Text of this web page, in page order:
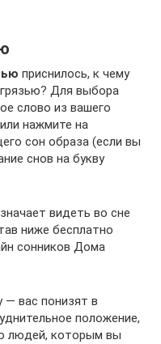
приснилось, к чему
грязью? Для выбора
слово из вашего
нажмите на
сон образа (если вы
снов на букву
видеть во сне
ниже бесплатно
сонников Дома
— вас понизят в
положение,
людей, которым вы